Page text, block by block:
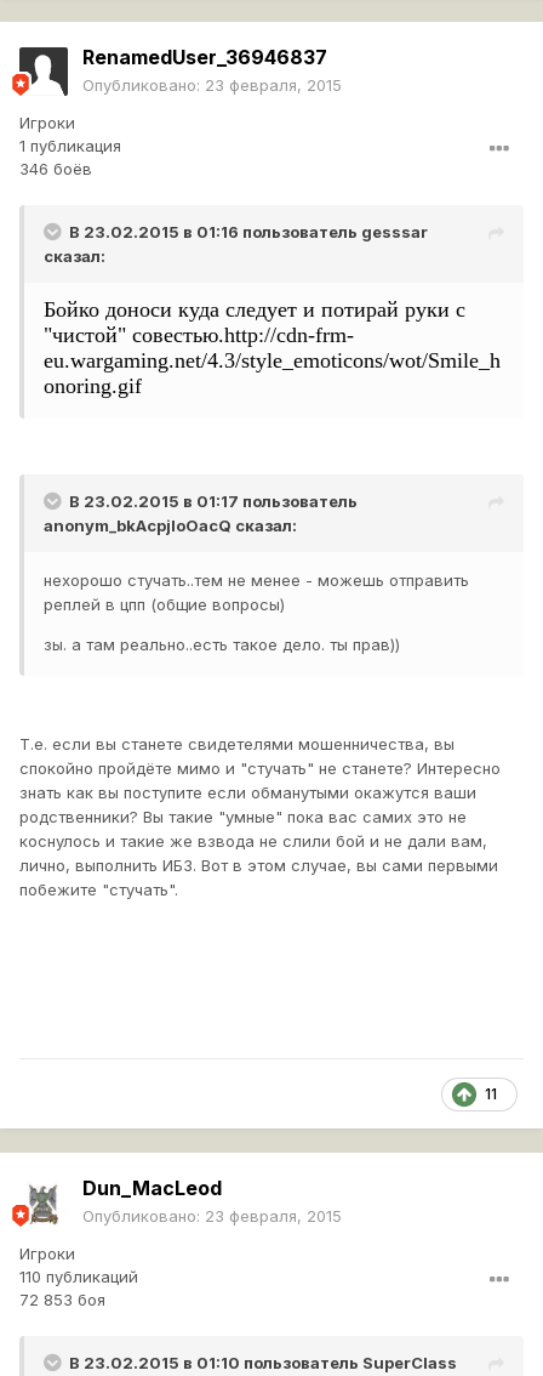
RenamedUser_36946837
Опубликовано: 23 февраля, 2015
Игроки
1 публикация
346 боёв
В 23.02.2015 в 01:16 пользователь gesssar
сказал:
Бойко доноси куда следует и потирай руки с
"чистой" совестью.http://cdn-frm-
eu.wargaming.net/4.3/style_emoticons/wot/Smile_h
onoring.gif
В 23.02.2015 в 01:17 пользователь
anonym_bkAcpjloOacQ сказал:
нехорошо стучать..тем не менее - можешь отправить
реплей в цпп (общие вопросы)
зы. а там реально..есть такое дело. ты прав))
Т.е. если вы станете свидетелями мошенничества, вы
спокойно пройдёте мимо и "стучать" не станете? Интересно
знать как вы поступите если обманутыми окажутся ваши
родственники? Вы такие "умные" пока вас самих это не
коснулось и такие же взвода не слили бой и не дали вам,
лично, выполнить ИБЗ. Вот в этом случае, вы сами первыми
побежите "стучать".
11
Dun_MacLeod
Опубликовано: 23 февраля, 2015
Игроки
110 публикаций
72 853 боя
В 23.02.2015 в 01:10 пользователь SuperCIass